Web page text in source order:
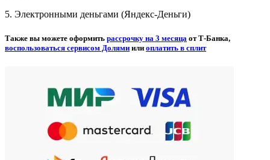
5. Электронными деньгами (Яндекс-Деньги)
Также вы можете оформить рассрочку на 3 месяца от Т-Банка,
воспользоваться сервисом Долями или оплатить в сплит